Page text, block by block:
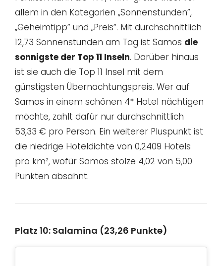
allem in den Kategorien „Sonnenstunden”,
„Geheimtipp” und „Preis”. Mit durchschnittlich
12,73 Sonnenstunden am Tag ist Samos die
sonnigste der Top 11 Inseln. Darüber hinaus
ist sie auch die Top 11 Insel mit dem
günstigsten Übernachtungspreis. Wer auf
Samos in einem schönen 4* Hotel nächtigen
möchte, zahlt dafür nur durchschnittlich
53,33 € pro Person. Ein weiterer Pluspunkt ist
die niedrige Hoteldichte von 0,2409 Hotels
pro km², wofür Samos stolze 4,02 von 5,00
Punkten absahnt.
Platz 10: Salamina (23,26 Punkte)